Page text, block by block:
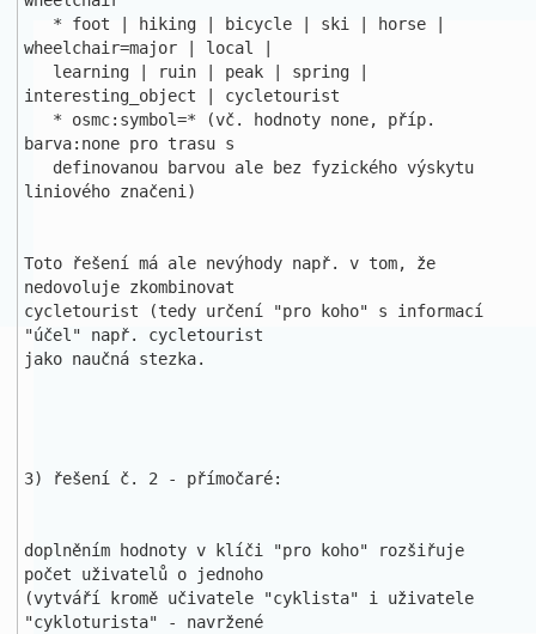
wheelchair=major | local |
interesting_object | cycletourist
barva:none pro trasu s
liniového značeni)
Toto řešení má ale nevýhody např. v tom, že
nedovoluje zkombinovat
cycletourist (tedy určení "pro koho" s informací
"účel" např. cycletourist
jako naučná stezka.
3) řešení č. 2 - přímočaré:
doplněním hodnoty v klíči "pro koho" rozšiřuje
počet uživatelů o jednoho
(vytváří kromě učivatele "cyklista" i uživatele
"cykloturista" - navržené